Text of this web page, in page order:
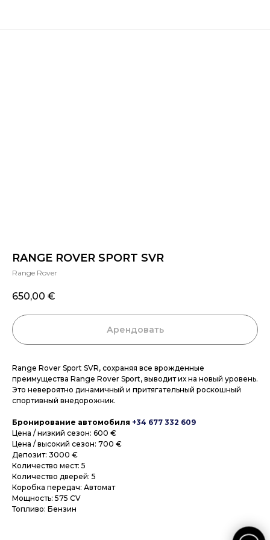
RANGE ROVER SPORT SVR
Range Rover
650,00 €
Арендовать
Range Rover Sport SVR, сохраняя все врожденные
преимущества Range Rover Sport, выводит их на новый уровень.
Это невероятно динамичный и притягательный роскошный
спортивный внедорожник.
Бронирование автомобиля +34 677 332 609
Цена / низкий сезон: 600 €
Цена / высокий сезон: 700 €
Депозит: 3000 €
Количество мест: 5
Количество дверей: 5
Коробка передач: Автомат
Мощность: 575 CV
Топливо: Бензин